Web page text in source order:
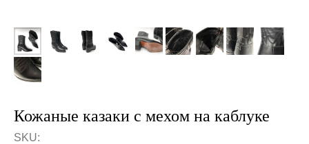
Кожаные казаки с мехом на каблуке
SKU: